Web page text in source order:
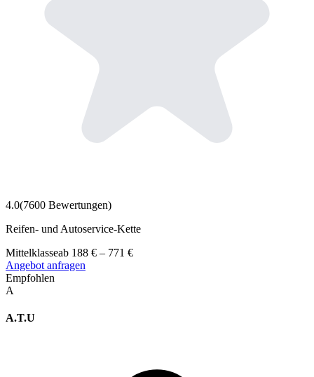
4.0(7600 Bewertungen)
Reifen- und Autoservice-Kette
Mittelklasseab 188 € – 771 €
Angebot anfragen
Empfohlen
A
A.T.U